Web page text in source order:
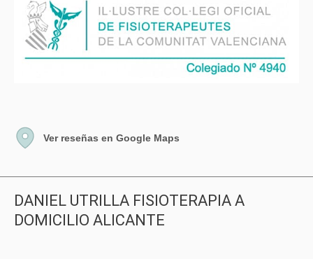
Ver reseñas en Google Maps
DANIEL UTRILLA FISIOTERAPIA A
DOMICILIO ALICANTE